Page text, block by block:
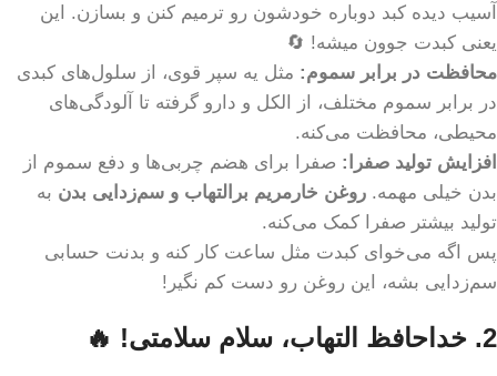
آسیب دیده کبد دوباره خودشون رو ترمیم کنن و بسازن. این
یعنی کبدت جوون میشه! 🔄
محافظت در برابر سموم: مثل یه سپر قوی، از سلول‌های کبدی
در برابر سموم مختلف، از الکل و دارو گرفته تا آلودگی‌های
محیطی، محافظت می‌کنه.
افزایش تولید صفرا: صفرا برای هضم چربی‌ها و دفع سموم از
بدن خیلی مهمه. روغن خارمریم برالتهاب و سم‌زدایی بدن به
تولید بیشتر صفرا کمک می‌کنه.
پس اگه می‌خوای کبدت مثل ساعت کار کنه و بدنت حسابی
سم‌زدایی بشه، این روغن رو دست کم نگیر!
2. خداحافظ التهاب، سلام سلامتی! 🔥